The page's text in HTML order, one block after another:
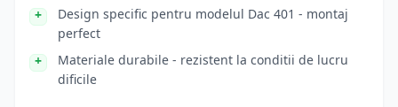
Design specific pentru modelul Dac 401 - montaj
perfect
Materiale durabile - rezistent la conditii de lucru
dificile